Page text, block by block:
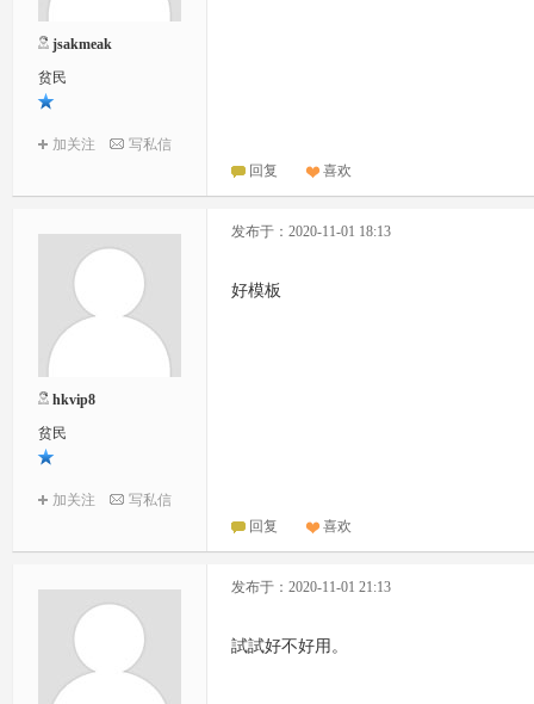
jsakmeak
贫民
加关注 写私信
回复 喜欢
hkvip8
贫民
加关注 写私信
发布于：2020-11-01 18:13
好模板
回复 喜欢
发布于：2020-11-01 21:13
試試好不好用。